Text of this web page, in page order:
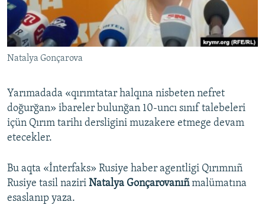
Русский
Українською
QOŞULIÑIZ!
RFE/RS bütün saytları
Natalya Gonçarova
Yarımadada «qırımtatar halqına nisbeten nefret
doğurğan» ibareler bulunğan 10-uncı sınıf talebeleri
içün Qırım tarihı dersligini muzakere etmege devam
etecekler.
Bu aqta «İnterfaks» Rusiye haber agentligi Qırımnıñ
Rusiye tasil naziri Natalya Gonçarovanıñmalümatına
esaslanıp yaza.